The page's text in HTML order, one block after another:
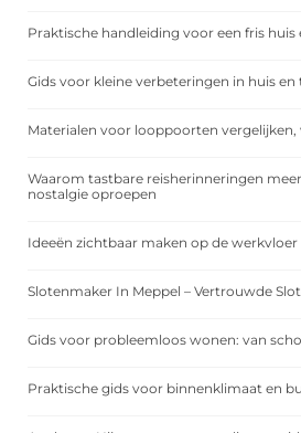
Praktische handleiding voor een fris huis
Gids voor kleine verbeteringen in huis en
Materialen voor looppoorten
Waarom tastbare reisherinneringen
nostalgie oproepen
Ideeën zichtbaar maken op de werkvloer
Slotenmaker In Meppel – Vertrouwde
Gids voor probleemloos wonen: van
Praktische gids voor binnenklimaat en